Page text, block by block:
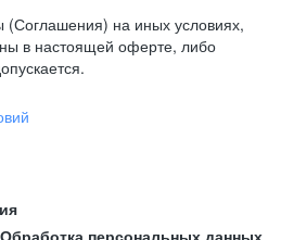
на иных условиях,
в настоящей оферте, либо
персональных данных